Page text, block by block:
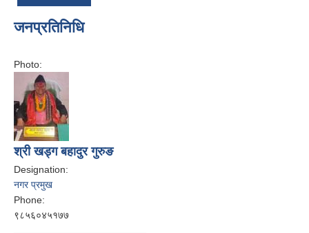
जनप्रतिनिधि
Photo:
श्री खड्ग बहादुर गुरुङ
Designation:
नगर प्रमुख
Phone:
९८५६०४५१७७